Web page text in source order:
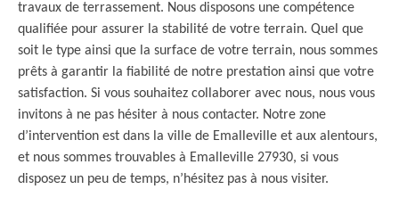
travaux de terrassement. Nous disposons une compétence
qualifiée pour assurer la stabilité de votre terrain. Quel que
soit le type ainsi que la surface de votre terrain, nous sommes
prêts à garantir la fiabilité de notre prestation ainsi que votre
satisfaction. Si vous souhaitez collaborer avec nous, nous vous
invitons à ne pas hésiter à nous contacter. Notre zone
d’intervention est dans la ville de Emalleville et aux alentours,
et nous sommes trouvables à Emalleville 27930, si vous
disposez un peu de temps, n’hésitez pas à nous visiter.